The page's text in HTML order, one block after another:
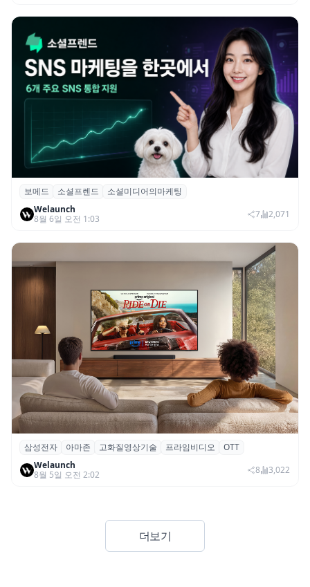
보메드 ‘소셜프렌드’, 유튜브·인스타 등 6개
SNS 마케팅 통합 지원
보메드 소셜프렌드
소셜미디어의마케팅
Welaunch
8월 6일 오전 1:03
7 2,071
삼성전자·아마존, 프라임 비디오에 ‘HDR10+
어드밴스드’ 적용
삼성전자 아마존 고화질영상기술 프라임비디오
OTT
Welaunch
8월 5일 오전 2:02
8 3,022
더보기